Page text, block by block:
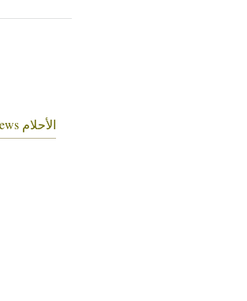
الأحلام Reviews